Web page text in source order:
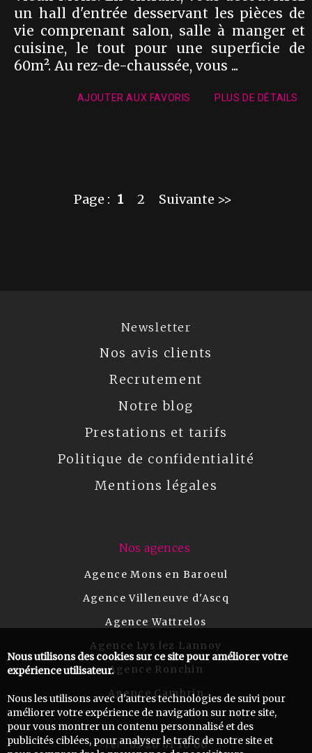
un hall d'entrée desservant les pièces de
vie comprenant salon, salle à manger et
cuisine, le tout pour une superficie de
60m². Au rez-de-chaussée, vous ...
AJOUTER AUX FAVORIS PLUS DE DÉTAILS
Page : 1 2 Suivante >>
Newsletter
Nos avis clients
Recrutement
Notre blog
Prestations et tarifs
Politique de confidentialité
Mentions légales
Nos agences
Agence Mons en Baroeul
Agence Villeneuve d'Ascq
Agence Wattrelos
Agence Lys lez Lannoy
Agence Ronchin
Agence Cambrin
Tel :03 20 61 10 00
Nous utilisons des cookies sur ce site pour améliorer votre
expérience utilisateur.
Nous les utilisons avec d'autres technologies de suivi pour
améliorer votre expérience de navigation sur notre site,
pour vous montrer un contenu personnalisé et des
publicités ciblées, pour analyser le trafic de notre site et